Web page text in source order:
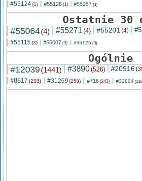
#55124(1) #55126 (1) #55257 (1)
Ostatnie 30
#55064(4) #55271 (4) #55201 (4)
#55115 (3) #55007 (3) #55125 (3)
Ogólnie
#12039(1441) #3890(526) #20916
#8617(293) #31269 (258) #716 (243) #32804